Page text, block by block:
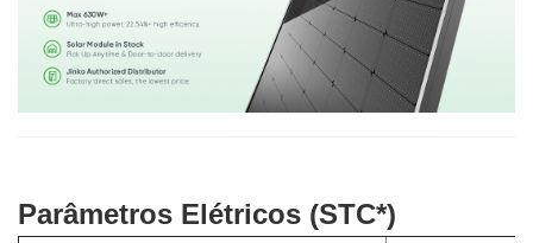
Parâmetros Elétricos (STC*)